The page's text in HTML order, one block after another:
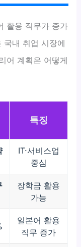
활용 직무가 증가
국내 취업 시장에
어 계획은 어떻게
특징
IT·서비스업
중심
장학금 활용
가능
일본어 활용
직무 증가